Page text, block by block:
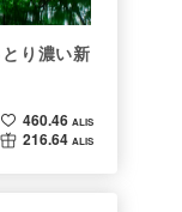
り濃い新
460.46 ALIS
216.64 ALIS